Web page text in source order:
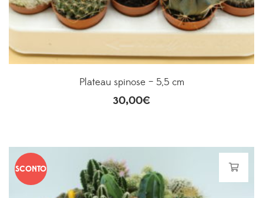
Plateau spinose – 5,5 cm
30,00€
SCONTO